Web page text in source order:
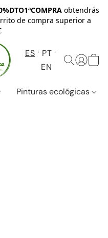
obtendrás
de compra superior a
ES
PT
EN
Pinturas ecológicas